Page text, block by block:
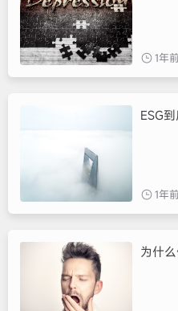
1年前
ESG
1年前
为什